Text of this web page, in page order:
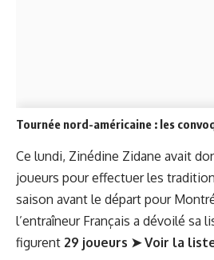
Tournée nord-américaine : les
Ce lundi, Zinédine Zidane avait
joueurs pour effectuer les
saison avant le départ pour
l’entraîneur Français a dévoilé sa
figurent 29 joueurs ➤Voir la